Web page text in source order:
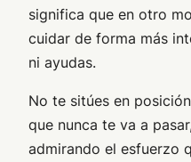
significa que en otro
cuidar de forma más
ni ayudas.
No te sitúes en
que nunca te va a
admirando el esfuerzo